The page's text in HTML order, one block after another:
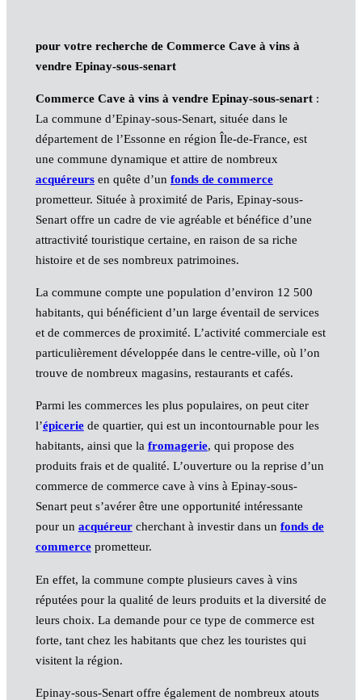
pour votre recherche de Commerce Cave à vins à
vendre Epinay-sous-senart
Commerce Cave à vins à vendre Epinay-sous-senart:
La commune d’Epinay-sous-Senart, située dans le
département de l’Essonne en région Île-de-France, est
une commune dynamique et attire de nombreux
acquéreursen quête d’un fonds de commerce
prometteur. Située à proximité de Paris, Epinay-sous-
Senart offre un cadre de vie agréable et bénéfice d’une
attractivité touristique certaine, en raison de sa riche
histoire et de ses nombreux patrimoines.
La commune compte une population d’environ 12 500
habitants, qui bénéficient d’un large éventail de services
et de commerces de proximité. L’activité commerciale est
particulièrement développée dans le centre-ville, où l’on
trouve de nombreux magasins, restaurants et cafés.
Parmi les commerces les plus populaires, on peut citer
l’épiceriede quartier, qui est un incontournable pour les
habitants, ainsi que la fromagerie, qui propose des
produits frais et de qualité. L’ouverture ou la reprise d’un
commerce de commerce cave à vins à Epinay-sous-
Senart peut s’avérer être une opportunité intéressante
pour un acquéreurcherchant à investir dans un fonds de
commerceprometteur.
En effet, la commune compte plusieurs caves à vins
réputées pour la qualité de leurs produits et la diversité de
leurs choix. La demande pour ce type de commerce est
forte, tant chez les habitants que chez les touristes qui
visitent la région.
Epinay-sous-Senart offre également de nombreux atouts